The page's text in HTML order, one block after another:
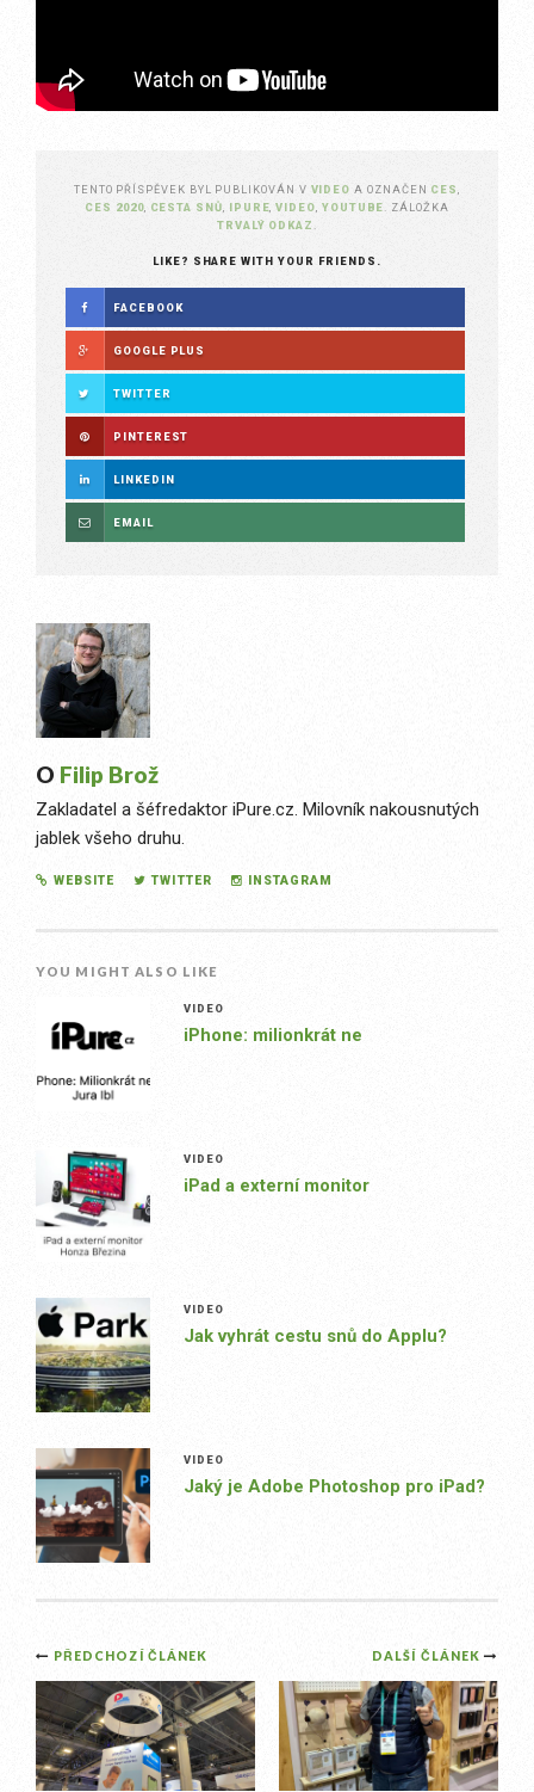
TENTO PŘÍSPĚVEK BYL PUBLIKOVÁN V VIDEO A OZNAČEN CES
CES 2020, CESTA SNŮ IPURE ,VIDEO YOUTUBE
. ZÁLOŽKA
TRVALÝ ODKAZ
LIKE? SHARE WITH YOUR FRIENDS.
FACEBOOK
GOOGLE PLUS
TWITTER
PINTEREST
LINKEDIN
EMAIL
O Filip Brož
Zakladatel a šéfredaktor iPure.cz. Milovník nakousnutých
jablek všeho druhu.
WEBSITE TWITTER INSTAGRAM
YOU MIGHT ALSO LIKE
VIDEO
iPhone: milionkrát ne
VIDEO
iPad a externí monitor
VIDEO
Jak vyhrát cestu snů do Applu?
VIDEO
Jaký je Adobe Photoshop pro iPad?
Post
navigation
DALŠÍ ČLÁNEK
PŘEDCHOZÍ ČLÁNEK